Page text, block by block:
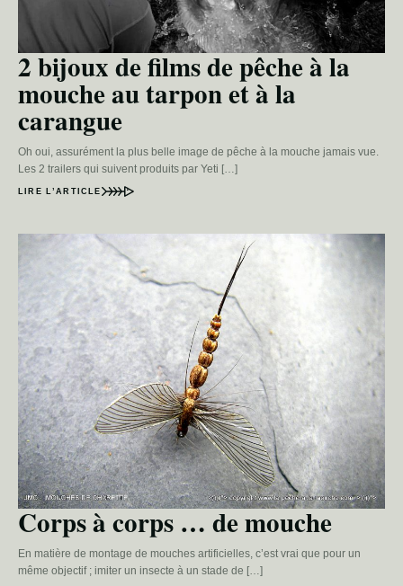
2 bijoux de films de pêche à la
mouche au tarpon et à la
carangue
Oh oui, assurément la plus belle image de pêche à la mouche jamais vue.
Les 2 trailers qui suivent produits par Yeti […]
LIRE L’ARTICLE
Corps à corps … de mouche
En matière de montage de mouches artificielles, c’est vrai que pour un
même objectif ; imiter un insecte à un stade de […]